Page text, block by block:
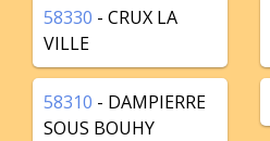
58330 - CRUX LA
VILLE
58310 - DAMPIERRE
SOUS BOUHY